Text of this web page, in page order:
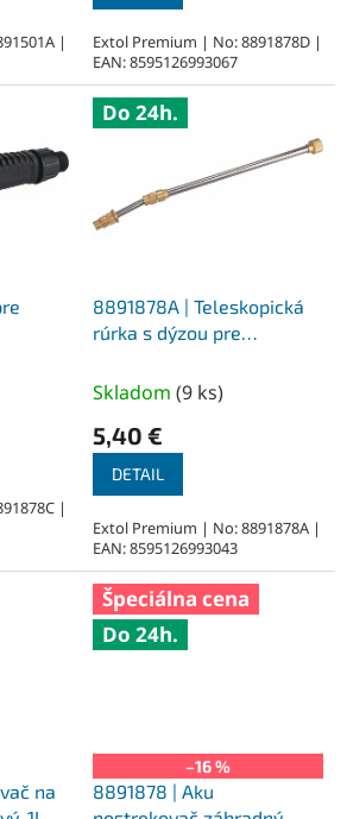
|
Extol Premium | No: 8891878D |
EAN: 8595126993067
|
Do 24h.
8891878A | Teleskopická
rúrka s dýzou pre
Skladom (9 ks)
5,40 €
DETAIL
Extol Premium | No: 8891878A |
EAN: 8595126993043
na
Špeciálna cena
Do 24h.
–16 %
8891878 | Aku